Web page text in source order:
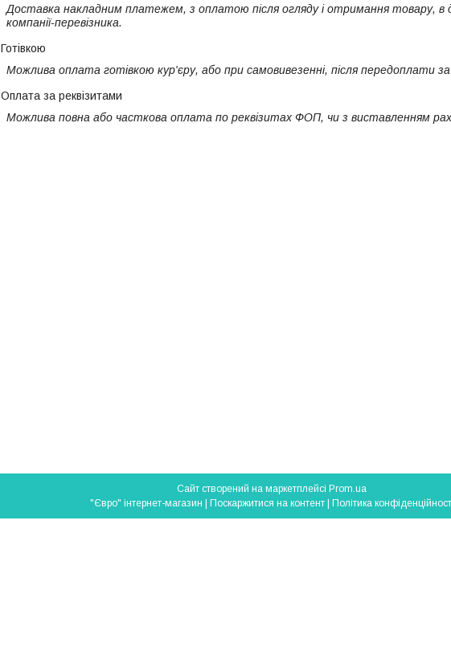
Доставка накладним платежем, з оплатою після огляду і отримання товару,
компанії-перевізника.
Готівкою
Можлива оплата готівкою кур'єру, або при самовивезенні, після передоплати
Оплата за реквізитами
Можлива повна або часткова оплата по реквізитах ФОП, чи з виставленням
Сайт створений на маркетплейсі Prom.ua
Поскаржитися на контент Політика